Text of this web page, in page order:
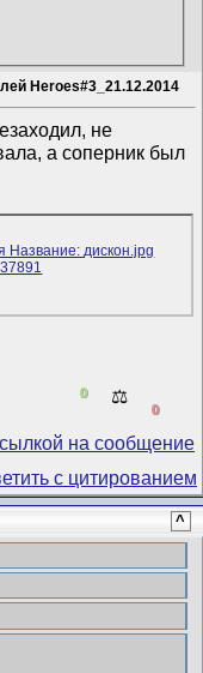
Heroes#3_21.12.2014
не
а соперник был
0 ⚖️
0
^